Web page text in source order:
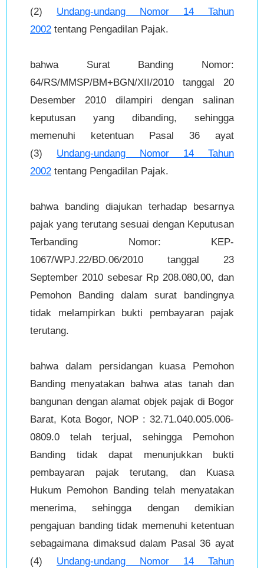
(2) Undang-undang Nomor 14 Tahun
2002 tentang Pengadilan Pajak.
bahwa Surat Banding Nomor:
64/RS/MMSP/BM+BGN/XII/2010 tanggal 20
Desember 2010 dilampiri dengan salinan
keputusan yang dibanding, sehingga
memenuhi ketentuan Pasal 36 ayat
(3) Undang-undang Nomor 14 Tahun
2002 tentang Pengadilan Pajak.
bahwa banding diajukan terhadap besarnya
pajak yang terutang sesuai dengan Keputusan
Terbanding Nomor: KEP-
1067/WPJ.22/BD.06/2010 tanggal 23
September 2010 sebesar Rp 208.080,00, dan
Pemohon Banding dalam surat bandingnya
tidak melampirkan bukti pembayaran pajak
terutang.
bahwa dalam persidangan kuasa Pemohon
Banding menyatakan bahwa atas tanah dan
bangunan dengan alamat objek pajak di Bogor
Barat, Kota Bogor, NOP : 32.71.040.005.006-
0809.0 telah terjual, sehingga Pemohon
Banding tidak dapat menunjukkan bukti
pembayaran pajak terutang, dan Kuasa
Hukum Pemohon Banding telah menyatakan
menerima, sehingga dengan demikian
pengajuan banding tidak memenuhi ketentuan
sebagaimana dimaksud dalam Pasal 36 ayat
(4) Undang-undang Nomor 14 Tahun